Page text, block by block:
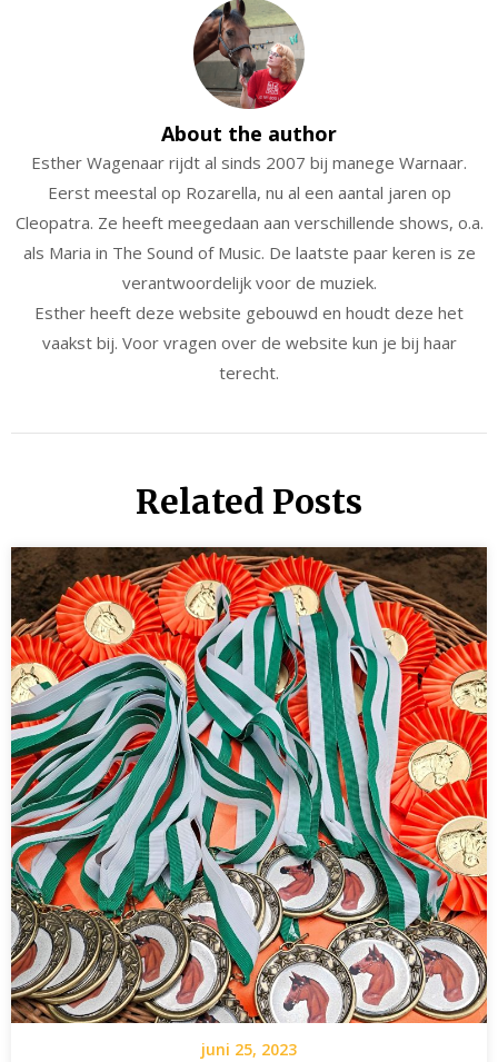
About the author
Esther Wagenaar rijdt al sinds 2007 bij manege Warnaar.
Eerst meestal op Rozarella, nu al een aantal jaren op
Cleopatra. Ze heeft meegedaan aan verschillende shows, o.a.
als Maria in The Sound of Music. De laatste paar keren is ze
verantwoordelijk voor de muziek.
Esther heeft deze website gebouwd en houdt deze het
vaakst bij. Voor vragen over de website kun je bij haar
terecht.
Related Posts
juni 25, 2023